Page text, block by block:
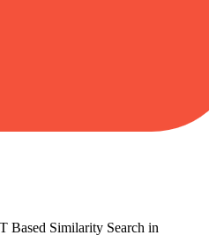
Based Similarity Search in